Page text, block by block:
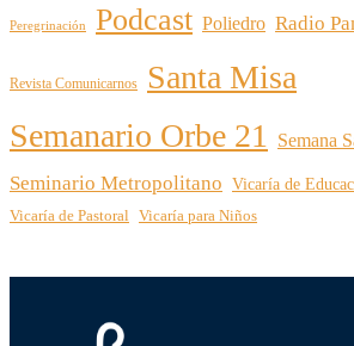
Peregrinación Podcast Poliedro Radio
Revista Comunicarnos
Santa Misa
Semanario Orbe 21
Semana
Seminario Metropolitano Vicaría de
Vicaría de Pastoral Vicaría para Niños